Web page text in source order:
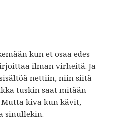
kun et osaa edes
ilman virheitä. Ja
nettiin, niin siitä
tuskin saat mitään
kiva kun kävit,
sinullekin.